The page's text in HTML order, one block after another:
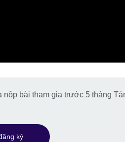
nộp bài tham gia trước 5 tháng
ký